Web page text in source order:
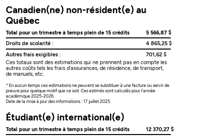
Canadien(ne) non-résident(e) au
Québec
Total pour un trimestre à temps plein de 15 crédits
5 566,87 $
Droits de scolarité :
4 865,25 $
Autres frais exigibles :
701,62 $
Ces totaux sont des estimations qui ne prennent pas en compte les
autres coûts tels les frais d’assurances, de résidence, de transport,
de manuels, etc.
* En aucun temps ces estimations ne peuvent se substituer à une facture ou servir de
preuve pour quelque motif que ce soit. Ces estimés sont calculés pour l’année
académique 2025-2026.
Date de la mise à jour des informations : 17 juillet 2025
Étudiant(e) international(e)
Total pour un trimestre à temps plein de 15 crédits
12 370,27 $